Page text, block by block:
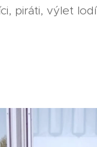
piráti, výlet lodí